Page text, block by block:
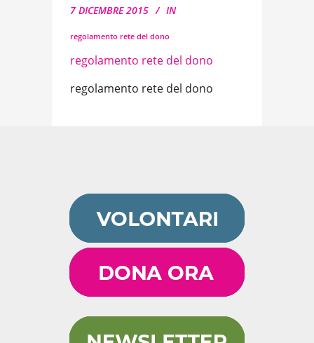
7 DICEMBRE 2015 IN
regolamento rete del dono
regolamento rete del dono
regolamento rete del dono